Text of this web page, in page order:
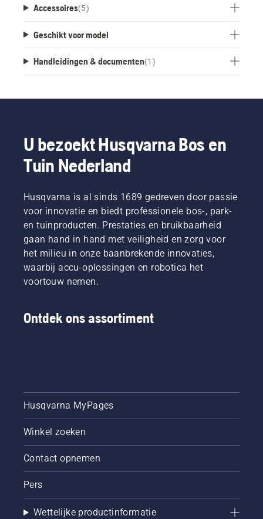
Schroeven, plastic pluggen en eindkappen
afgewerkt uiterlijk te monteren.
Accessoires(5)
Geschikt voor model
Handleidingen & documenten(1 )
U bezoekt Husqvarna Bos en
Tuin Nederland
Husqvarna is al sinds 1689 gedreven door passie
voor innovatie en biedt professionele bos-, park-
en tuinproducten. Prestaties en bruikbaarheid
gaan hand in hand met veiligheid en zorg voor
het milieu in onze baanbrekende innovaties,
waarbij accu-oplossingen en robotica het
voortouw nemen.
Ontdek ons assortiment
Husqvarna MyPages
Winkel zoeken
Contact opnemen
Pers
Wettelijke productinformatie